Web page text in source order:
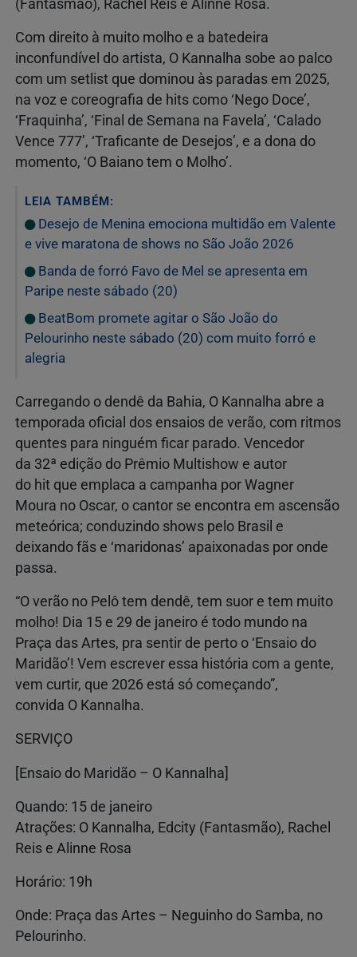
(Fantasmão), Rachel Reis e Alinne Rosa.
Com direito à muito molho e a batedeira
inconfundível do artista, O Kannalha sobe ao palco
com um setlist que dominou às paradas em 2025,
na voz e coreografia de hits como ‘Nego Doce’,
‘Fraquinha’, ‘Final de Semana na Favela’, ‘Calado
Vence 777’, ‘Traficante de Desejos’, e a dona do
momento, ‘O Baiano tem o Molho’.
LEIA TAMBÉM:
Desejo de Menina emociona multidão em Valente
e vive maratona de shows no São João 2026
Banda de forró Favo de Mel se apresenta em
Paripe neste sábado (20)
BeatBom promete agitar o São João do
Pelourinho neste sábado (20) com muito forró e
alegria
Carregando o dendê da Bahia, O Kannalha abre a
temporada oficial dos ensaios de verão, com ritmos
quentes para ninguém ficar parado. Vencedor
da 32ª edição do Prêmio Multishow e autor
do hit que emplaca a campanha por Wagner
Moura no Oscar, o cantor se encontra em ascensão
meteórica; conduzindo shows pelo Brasil e
deixando fãs e ‘maridonas’ apaixonadas por onde
passa.
“O verão no Pelô tem dendê, tem suor e tem muito
molho! Dia 15 e 29 de janeiro é todo mundo na
Praça das Artes, pra sentir de perto o ‘Ensaio do
Maridão’! Vem escrever essa história com a gente,
vem curtir, que 2026 está só começando”,
convida O Kannalha.
SERVIÇO
[Ensaio do Maridão – O Kannalha]
Quando: 15 de janeiro
Atrações: O Kannalha, Edcity (Fantasmão), Rachel
Reis e Alinne Rosa
Horário: 19h
Onde: Praça das Artes – Neguinho do Samba, no
Pelourinho.